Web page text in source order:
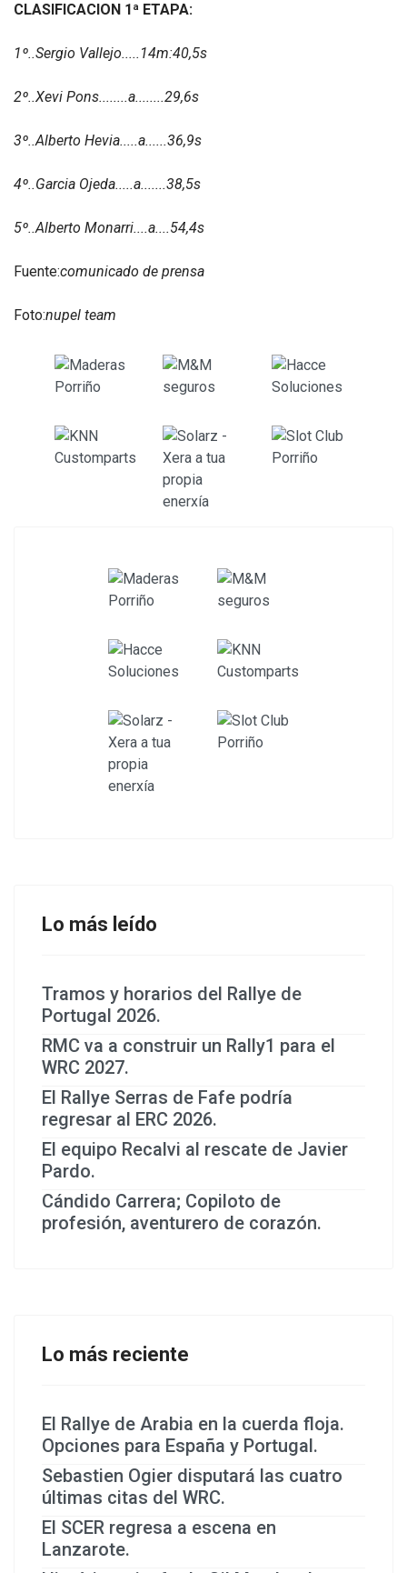
CLASIFICACION 1ª ETAPA:
1º..Sergio Vallejo.....14m:40,5s
2º..Xevi Pons........a........29,6s
3º..Alberto Hevia.....a......36,9s
4º..Garcia Ojeda.....a.......38,5s
5º..Alberto Monarri....a....54,4s
Fuente:comunicado de prensa
Foto:nupel team
Lo más leído
Tramos y horarios del Rallye de
Portugal 2026.
RMC va a construir un Rally1 para el
WRC 2027.
El Rallye Serras de Fafe podría
regresar al ERC 2026.
El equipo Recalvi al rescate de Javier
Pardo.
Cándido Carrera; Copiloto de
profesión, aventurero de corazón.
Lo más reciente
El Rallye de Arabia en la cuerda floja.
Opciones para España y Portugal.
Sebastien Ogier disputará las cuatro
últimas citas del WRC.
El SCER regresa a escena en
Lanzarote.